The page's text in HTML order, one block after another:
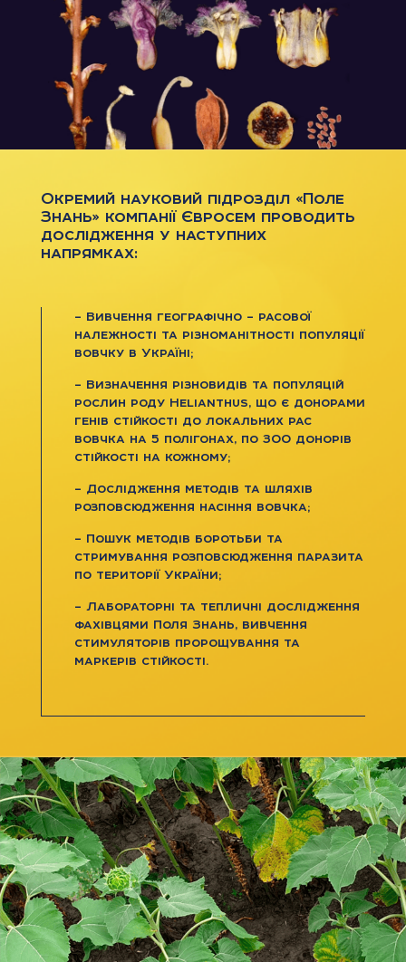
Окремий науковий підрозділ «Поле
Знань» компанії Євросем проводить
дослідження у наступних
напрямках:
– Вивчення географічно – расової
належності та різноманітності популяції
вовчку в Україні;
– Визначення різновидів та популяцій
рослин роду Helianthus, що є донорами
генів стійкості до локальних рас
вовчка на 5 полігонах, по 300 донорів
стійкості на кожному;
– Дослідження методів та шляхів
розповсюдження насіння вовчка;
– Пошук методів боротьби та
стримування розповсюдження паразита
по території України;
– Лабораторні та тепличні дослідження
фахівцями Поля Знань, вивчення
стимуляторів пророщування та
маркерів стійкості.